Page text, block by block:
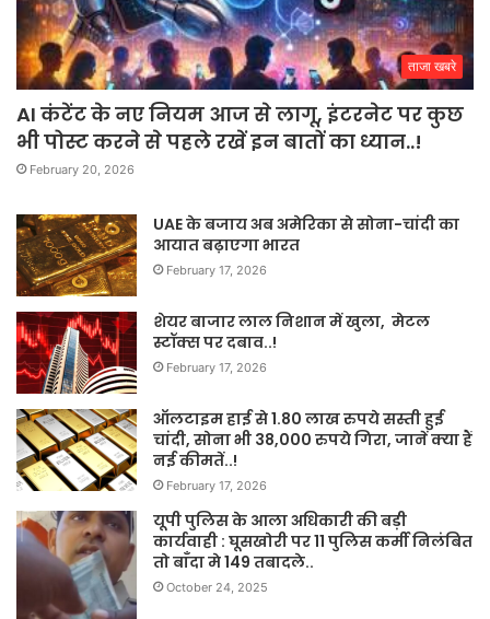
ताजा खबरे
AI कंटेंट के नए नियम आज से लागू, इंटरनेट पर कुछ
भी पोस्ट करने से पहले रखें इन बातों का ध्यान..!
February 20, 2026
UAE के बजाय अब अमेरिका से सोना-चांदी का
आयात बढ़ाएगा भारत
February 17, 2026
शेयर बाजार लाल निशान में खुला, मेटल
स्टॉक्स पर दबाव..!
February 17, 2026
ऑलटाइम हाई से 1.80 लाख रुपये सस्ती हुई
चांदी, सोना भी 38,000 रुपये गिरा, जानें क्या हैं
नई कीमतें..!
February 17, 2026
यूपी पुलिस के आला अधिकारी की बड़ी
कार्यवाही : घूसखोरी पर 11 पुलिस कर्मी निलंबित
तो बाँदा मे 149 तबादले..
October 24, 2025